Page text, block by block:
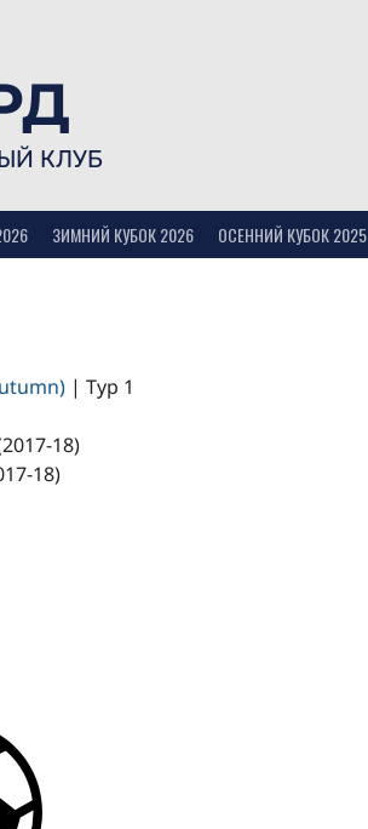
КЛУБ
ЗИМНИЙ КУБОК 2026 ОСЕННИЙ КУБОК 2025
| Тур 1
18)